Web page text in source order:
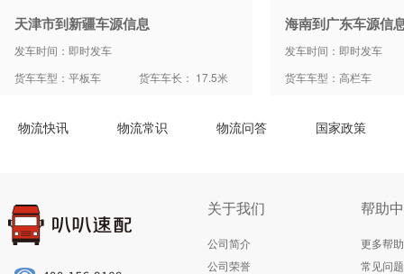
天津市到新疆车源信息
发车时间：即时发车
货车车型：平板车
货车车长： 17.5米
海南到广东车源信
发车时间：即时发车
货车车型：高栏车
物流快讯 物流常识 物流问答 国家政策
关于我们
公司简介
公司荣誉
帮助
更多帮助
常见问题